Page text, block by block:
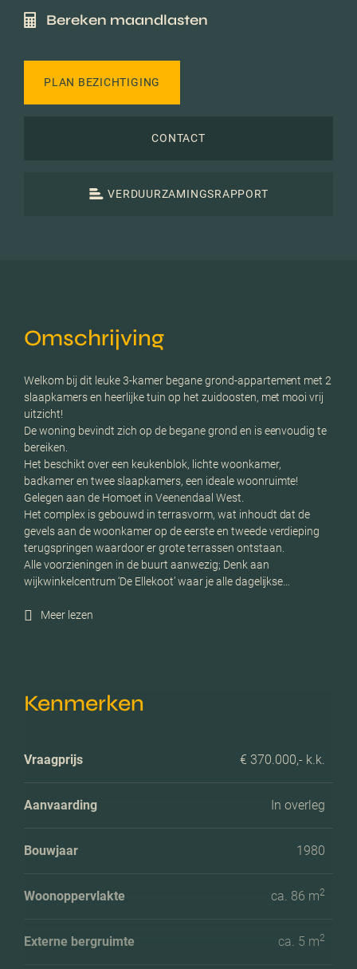
Bereken maandlasten
PLAN BEZICHTIGING
CONTACT
VERDUURZAMINGSRAPPORT
Omschrijving
Welkom bij dit leuke 3-kamer begane grond-appartement met 2
slaapkamers en heerlijke tuin op het zuidoosten, met mooi vrij
uitzicht!
De woning bevindt zich op de begane grond en is eenvoudig te
bereiken.
Het beschikt over een keukenblok, lichte woonkamer,
badkamer en twee slaapkamers, een ideale woonruimte!
Gelegen aan de Homoet in Veenendaal West.
Het complex is gebouwd in terrasvorm, wat inhoudt dat de
gevels aan de woonkamer op de eerste en tweede verdieping
terugspringen waardoor er grote terrassen ontstaan.
Alle voorzieningen in de buurt aanwezig; Denk aan
wijkwinkelcentrum ‘De Ellekoot’ waar je alle dagelijkse…
Meer lezen
Kenmerken
Vraagprijs € 370.000,- k.k.
Aanvaarding In overleg
Bouwjaar 1980
Woonoppervlakte ca. 86 m2
Externe bergruimte ca. 5 m2